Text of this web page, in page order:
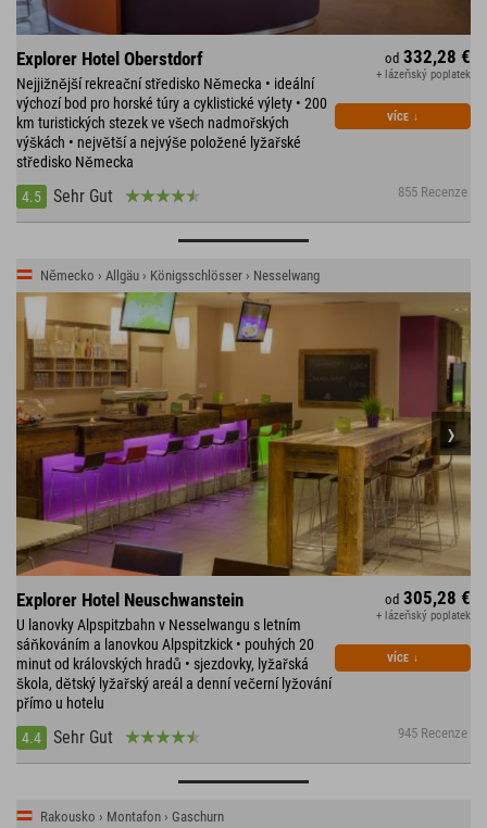
Explorer Hotel Oberstdorf
Nejjižnější rekreační středisko Německa • ideální
výchozí bod pro horské túry a cyklistické výlety • 200
km turistických stezek ve všech nadmořských
výškách • největší a nejvýše položené lyžařské
středisko Německa
4.5
Sehr Gut 855 Recenze
od 332,28 €
+ lázeňský poplatek
VÍCE ↓
Německo › Allgäu › Königsschlösser › Nesselwang
Explorer Hotel Neuschwanstein
U lanovky Alpspitzbahn v Nesselwangu s letním
sáňkováním a lanovkou Alpspitzkick • pouhých 20
minut od královských hradů • sjezdovky, lyžařská
škola, dětský lyžařský areál a denní večerní lyžování
přímo u hotelu
4.4
Sehr Gut 945 Recenze
od 305,28 €
+ lázeňský poplatek
VÍCE ↓
Rakousko › Montafon › Gaschurn